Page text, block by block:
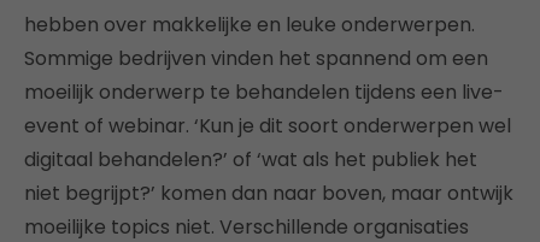
hebben over makkelijke en leuke onderwerpen.
Sommige bedrijven vinden het spannend om een
moeilijk onderwerp te behandelen tijdens een live-
event of webinar. ‘Kun je dit soort onderwerpen wel
digitaal behandelen?’ of ‘wat als het publiek het
niet begrijpt?’ komen dan naar boven, maar ontwijk
moeilijke topics niet. Verschillende organisaties